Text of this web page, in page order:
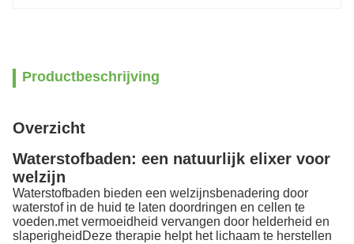
Productbeschrijving
Overzicht
Waterstofbaden: een natuurlijk elixer voor
welzijn
Waterstofbaden bieden een welzijnsbenadering door
waterstof in de huid te laten doordringen en cellen te
voeden.met vermoeidheid vervangen door helderheid en
slaperigheidDeze therapie helpt het lichaam te herstellen